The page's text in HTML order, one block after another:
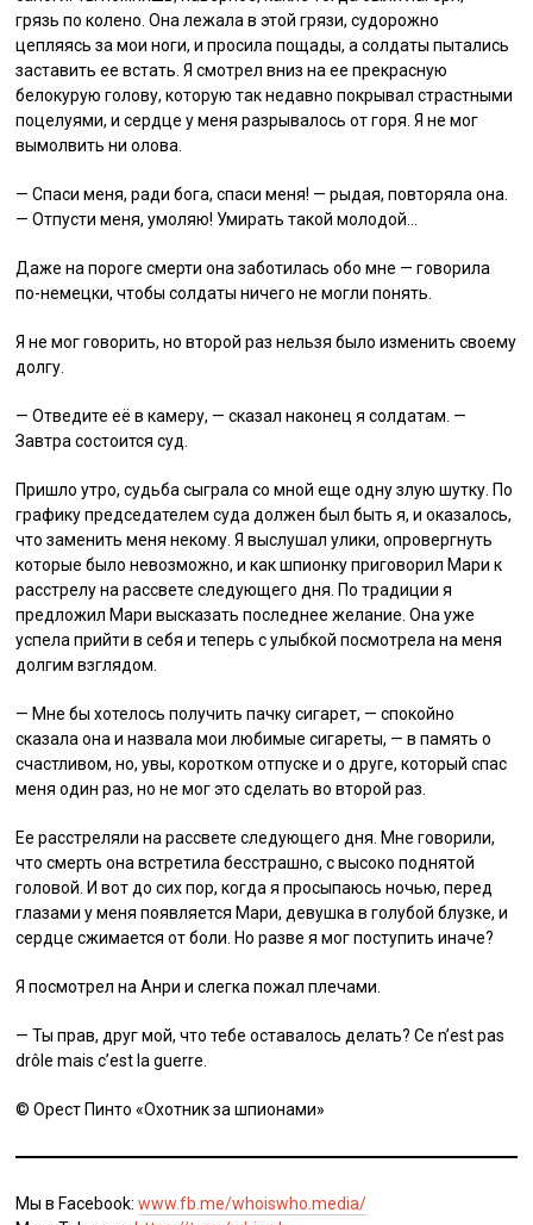
грязь по колено. Она лежала в этой грязи, судорожно
цепляясь за мои ноги, и просила пощады, а солдаты пытались
заставить ее встать. Я смотрел вниз на ее прекрасную
белокурую голову, которую так недавно покрывал страстными
поцелуями, и сердце у меня разрывалось от горя. Я не мог
вымолвить ни олова.
— Спаси меня, ради бога, спаси меня! — рыдая, повторяла она.
— Отпусти меня, умоляю! Умирать такой молодой…
Даже на пороге смерти она заботилась обо мне — говорила
по-немецки, чтобы солдаты ничего не могли понять.
Я не мог говорить, но второй раз нельзя было изменить своему
долгу.
— Отведите её в камеру, — сказал наконец я солдатам. —
Завтра состоится суд.
Пришло утро, судьба сыграла со мной еще одну злую шутку. По
графику председателем суда должен был быть я, и оказалось,
что заменить меня некому. Я выслушал улики, опровергнуть
которые было невозможно, и как шпионку приговорил Мари к
расстрелу на рассвете следующего дня. По традиции я
предложил Мари высказать последнее желание. Она уже
успела прийти в себя и теперь с улыбкой посмотрела на меня
долгим взглядом.
— Мне бы хотелось получить пачку сигарет, — спокойно
сказала она и назвала мои любимые сигареты, — в память о
счастливом, но, увы, коротком отпуске и о друге, который спас
меня один раз, но не мог это сделать во второй раз.
Ее расстреляли на рассвете следующего дня. Мне говорили,
что смерть она встретила бесстрашно, с высоко поднятой
головой. И вот до сих пор, когда я просыпаюсь ночью, перед
глазами у меня появляется Мари, девушка в голубой блузке, и
сердце сжимается от боли. Но разве я мог поступить иначе?
Я посмотрел на Анри и слегка пожал плечами.
— Ты прав, друг мой, что тебе оставалось делать? Ce n’est pas
drôle mais c’est la guerre.
© Орест Пинто «Охотник за шпионами»
Мы в Facebook:www.fb.me/whoiswho.media/